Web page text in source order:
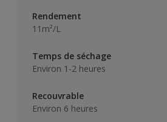
Rendement
11m²/L
Temps de séchage
Environ 1-2 heures
Recouvrable
Environ 6 heures